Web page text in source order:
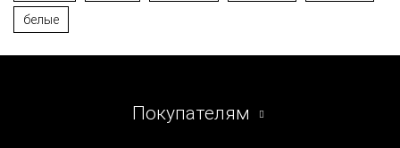
белые
Покупателям